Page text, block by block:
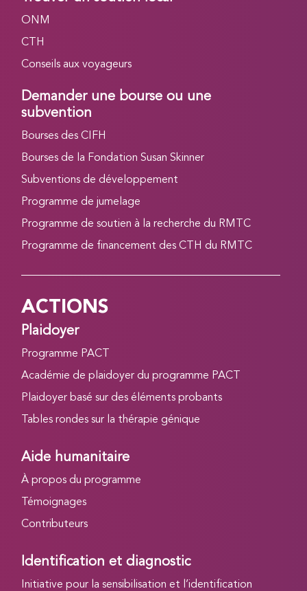
ONM
CTH
Conseils aux voyageurs
Demander une bourse ou une
subvention
Bourses des CIFH
Bourses de la Fondation Susan Skinner
Subventions de développement
Programme de jumelage
Programme de soutien à la recherche du RMTC
Programme de financement des CTH du RMTC
ACTIONS
Plaidoyer
Programme PACT
Académie de plaidoyer du programme PACT
Plaidoyer basé sur des éléments probants
Tables rondes sur la thérapie génique
Aide humanitaire
À propos du programme
Témoignages
Contributeurs
Identification et diagnostic
Initiative pour la sensibilisation et l’identification